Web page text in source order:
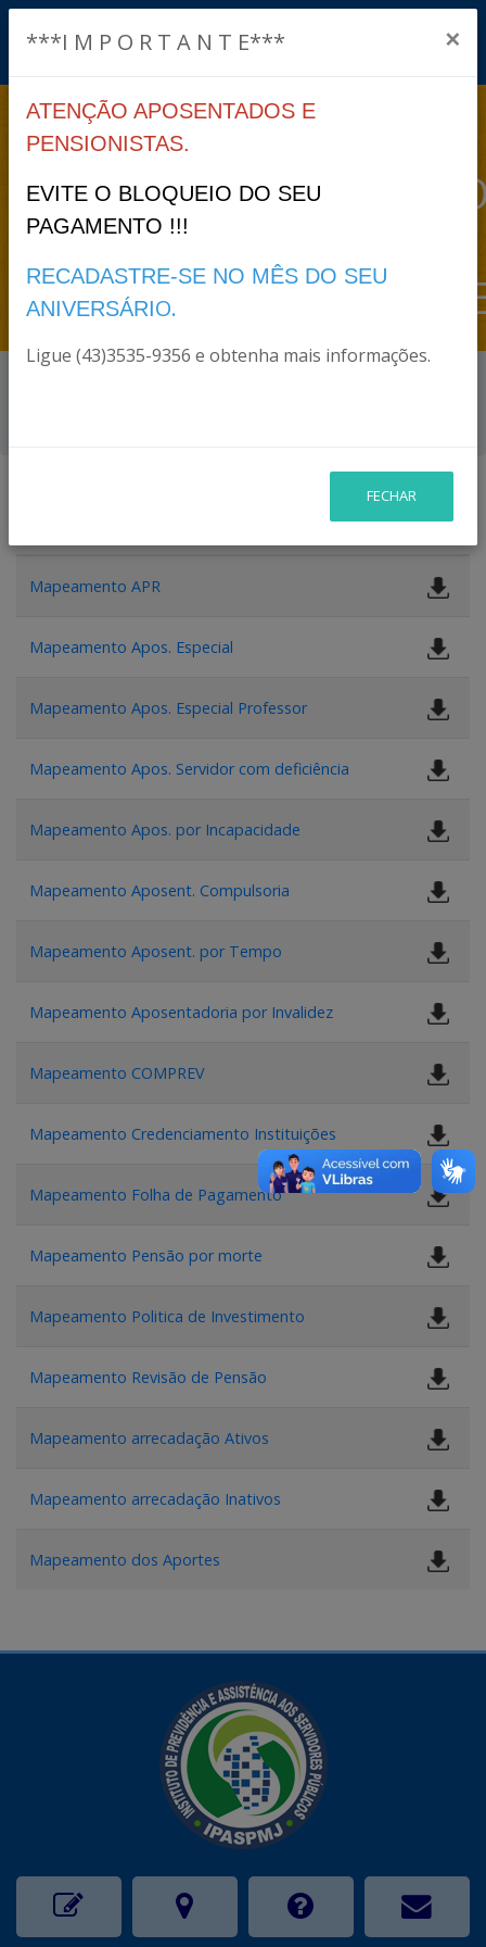
QUEM
E
Mapeamento APR
Mapeamento Apos. Especial
Mapeamento Apos. Especial Professor
Mapeamento Apos. Servidor com deficiência
Mapeamento Apos. por Incapacidade
Mapeamento Aposent. Compulsoria
Mapeamento Aposent. por Tempo
Mapeamento Aposentadoria por Invalidez
Mapeamento COMPREV
Mapeamento Credenciamento Instituições
Mapeamento Folha de Pagamento
Mapeamento Pensão por morte
Mapeamento Politica de Investimento
Mapeamento Revisão de Pensão
Mapeamento arrecadação Ativos
Mapeamento arrecadação Inativos
Mapeamento dos Aportes
***I M P O R T A N T E*** ×
ATENÇÃO APOSENTADOS E
PENSIONISTAS.
EVITE O BLOQUEIO DO SEU
PAGAMENTO !!!
RECADASTRE-SE NO MÊS DO SEU
ANIVERSÁRIO.
Ligue (43)3535-9356 e obtenha mais informações.
FECHAR